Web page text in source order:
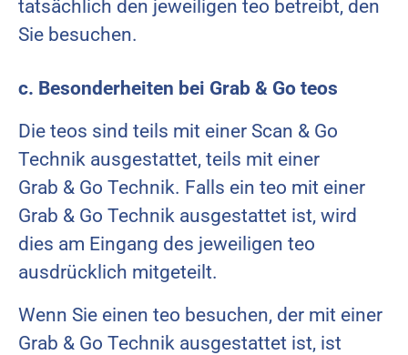
tatsächlich den jeweiligen teo betreibt, den
Sie besuchen.
c. Besonderheiten bei Grab & Go teos
Die teos sind teils mit einer Scan & Go
Technik ausgestattet, teils mit einer
Grab & Go Technik. Falls ein teo mit einer
Grab & Go Technik ausgestattet ist, wird
dies am Eingang des jeweiligen teo
ausdrücklich mitgeteilt.
Wenn Sie einen teo besuchen, der mit einer
Grab & Go Technik ausgestattet ist, ist